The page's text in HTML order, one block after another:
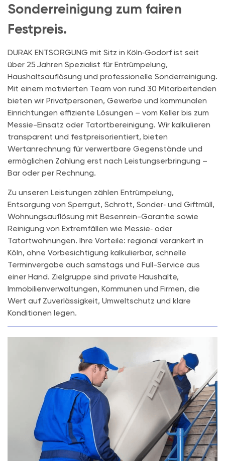
Sonderreinigung zum fairen
Festpreis.
DURAK ENTSORGUNG mit Sitz in Köln‑Godorf ist seit
über 25 Jahren Spezialist für Entrümpelung,
Haushaltsauflösung und professionelle Sonder­reinigung.
Mit einem motivierten Team von rund 30 Mitarbeitenden
bieten wir Privatpersonen, Gewerbe und kommunalen
Einrichtungen effiziente Lösungen – vom Keller bis zum
Messie-Einsatz oder Tatortbereinigung. Wir kalkulieren
transparent und festpreisorientiert, bieten
Wertanrechnung für verwertbare Gegenstände und
ermöglichen Zahlung erst nach Leistungserbringung –
Bar oder per Rechnung.
Zu unseren Leistungen zählen Entrümpelung,
Entsorgung von Sperrgut, Schrott, Sonder‑ und Giftmüll,
Wohnungsauflösung mit Besenrein-Garantie sowie
Reinigung von Extremfällen wie Messie‑ oder
Tatortwohnungen. Ihre Vorteile: regional verankert in
Köln, ohne Vorbesichtigung kalkulierbar, schnelle
Terminvergabe auch samstags und Full-Service aus
einer Hand. Zielgruppe sind private Haushalte,
Immobilienverwaltungen, Kommunen und Firmen, die
Wert auf Zuverlässigkeit, Umweltschutz und klare
Konditionen legen.